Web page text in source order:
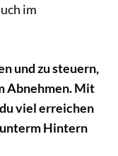
im
und zu steuern,
Abnehmen. Mit
viel erreichen
Hintern